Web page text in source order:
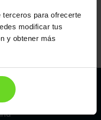
para ofrecerte
modificar tus
y obtener más